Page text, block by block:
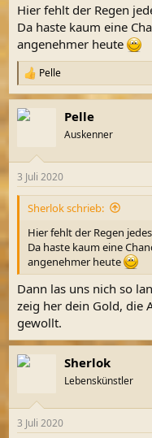
Hier fehlt der Regen
Da haste kaum eine
angenehmer heute
R
e
a
k
e
n
Pelle
Pelle
Auskenner
3 Juli 2020
Sherlok schrieb:
Hier fehlt der Regen
Da haste kaum eine
angenehmer heute
Dann las uns nich so
zeig her dein Gold, die
gewollt.
Sherlok
Lebenskünstler
3 Juli 2020